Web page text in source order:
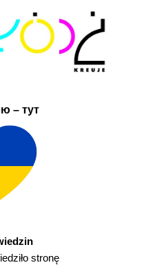
– тут
stronę